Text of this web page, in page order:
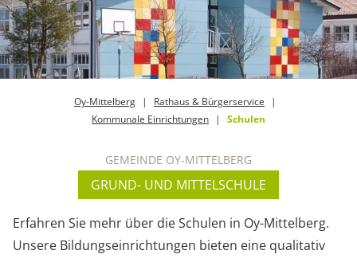
Oy-Mittelberg
Rathaus & Bürgerservice
Kommunale Einrichtungen
Schulen
GEMEINDE OY-MITTELBERG
GRUND- UND MITTELSCHULE
Erfahren Sie mehr über die Schulen in Oy-Mittelberg.
Unsere Bildungseinrichtungen bieten eine qualitativ